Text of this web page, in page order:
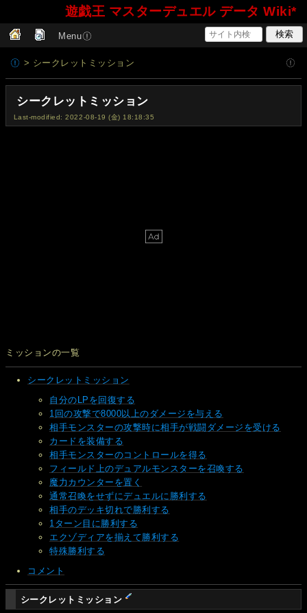
遊戯王 マスターデュエル データ Wiki*
Menu
> シークレットミッション
シークレットミッション
Last-modified: 2022-08-19 (金) 18:18:35
ミッションの一覧
シークレットミッション
自分のLPを回復する
1回の攻撃で8000以上のダメージを与える
相手モンスターの攻撃時に相手が戦闘ダメージを受ける
カードを装備する
相手モンスターのコントロールを得る
フィールド上のデュアルモンスターを召喚する
魔力カウンターを置く
通常召喚をせずにデュエルに勝利する
相手のデッキ切れで勝利する
1ターン目に勝利する
エクゾディアを揃えて勝利する
特殊勝利する
コメント
シークレットミッション